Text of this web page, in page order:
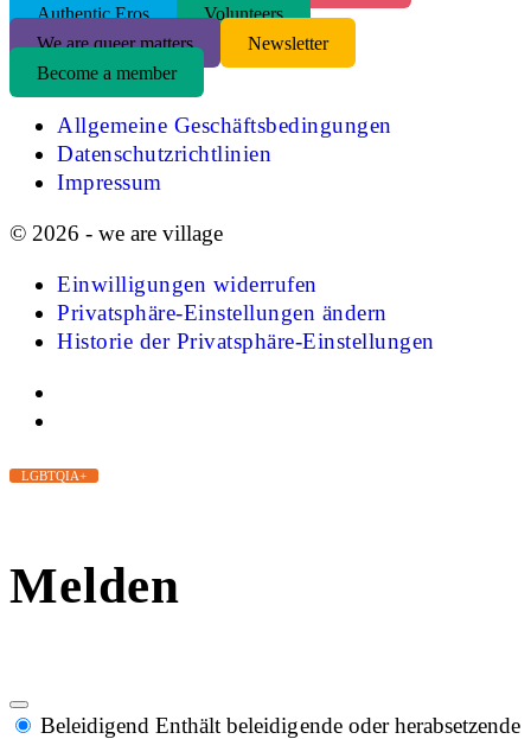
Authentic Eros
Volunteers
We are queer matters
Newsletter
Become a member
Allgemeine Geschäftsbedingungen
Datenschutzrichtlinien
Impressum
© 2026 - we are village
Einwilligungen widerrufen
Privatsphäre-Einstellungen ändern
Historie der Privatsphäre-Einstellungen
LGBTQIA+
Melden
Beleidigend Enthält beleidigende oder herabsetzende